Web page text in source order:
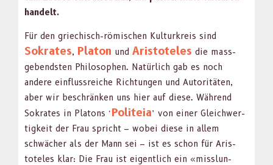
han­delt.
Für den griechisch-römis­chen Kul­turkreis sind
Sokrates, Pla­ton und Aris­tote­les die mass­
gebend­sten Philosophen. Natür­lich gab es noch
andere ein­flussre­iche Rich­tun­gen und Autoritäten,
aber wir beschränken uns hier auf diese. Während
Sokrates in Pla­tons ‘Politeia’ von ein­er Gle­ich­w­er­
tigkeit der Frau spricht – wobei diese in allem
schwäch­er als der Mann sei – ist es schon für Aris­
tote­les klar: Die Frau ist eigentlich ein «miss­lun­